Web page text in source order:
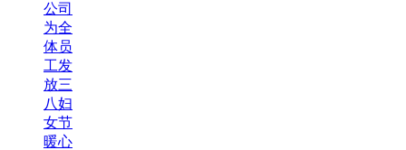
公司
为全
体员
工发
放三
八妇
女节
暖心